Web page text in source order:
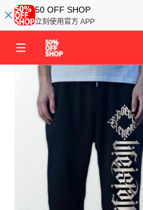
50 OFF SHOP
立刻使用官方 APP